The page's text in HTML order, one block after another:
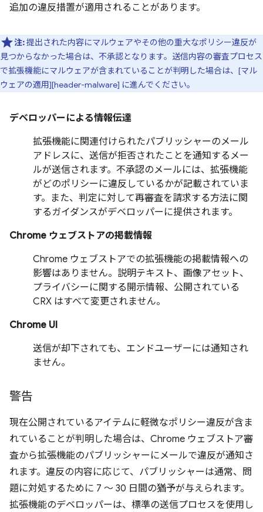
追加の違反措置が適用されることがあります。
注:提出された内容にマルウェアやその他の重大なポリシー違反が
見つからなかった場合は、不承認となります。送信内容の審査プロセス
で拡張機能にマルウェアが含まれていることが判明した場合は、[マル
ウェアの適用][header-malware] に進んでください。
デベロッパーによる情報伝達
拡張機能に関連付けられたパブリッシャーのメール
アドレスに、送信が拒否されたことを通知するメー
ルが送信されます。不承認のメールには、拡張機能
がどのポリシーに違反しているかが記載されていま
す。また、判定に対して再審査を請求する方法に関
するガイダンスがデベロッパーに提供されます。
Chrome ウェブストアの掲載情報
Chrome ウェブストアでの拡張機能の掲載情報への
影響はありません。説明テキスト、画像アセット、
プライバシーに関する開示情報、公開されている
CRX はすべて変更されません。
Chrome UI
送信が却下されても、エンドユーザーには通知され
ません。
警告
現在公開されているアイテムに軽微なポリシー違反が含ま
れていることが判明した場合は、Chrome ウェブストア審
査から拡張機能のパブリッシャーにメールで違反が通知さ
れます。違反の内容に応じて、パブリッシャーは通常、問
題に対処するために 7 ～ 30 日間の猶予が与えられます。
拡張機能のデベロッパーは、標準の送信プロセスを使用し